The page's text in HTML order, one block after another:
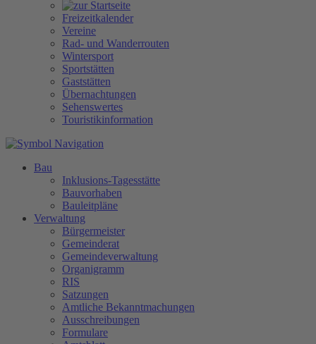
Freizeitkalender
Vereine
Rad- und Wanderrouten
Wintersport
Sportstätten
Gaststätten
Übernachtungen
Sehenswertes
Touristikinformation
Bau
Inklusions-Tagesstätte
Bauvorhaben
Bauleitpläne
Verwaltung
Bürgermeister
Gemeinderat
Gemeindeverwaltung
Organigramm
RIS
Satzungen
Amtliche Bekanntmachungen
Ausschreibungen
Formulare